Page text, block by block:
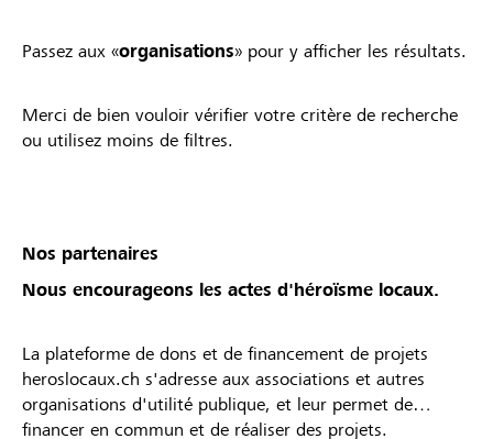
Passez aux «organisations» pour y afficher les résultats.
Merci de bien vouloir vérifier votre critère de recherche
ou utilisez moins de filtres.
Nos partenaires
Nous encourageons les actes d'héroïsme locaux.
La plateforme de dons et de financement de projets
heroslocaux.ch s'adresse aux associations et autres
organisations d'utilité publique, et leur permet de
financer en commun et de réaliser des projets.